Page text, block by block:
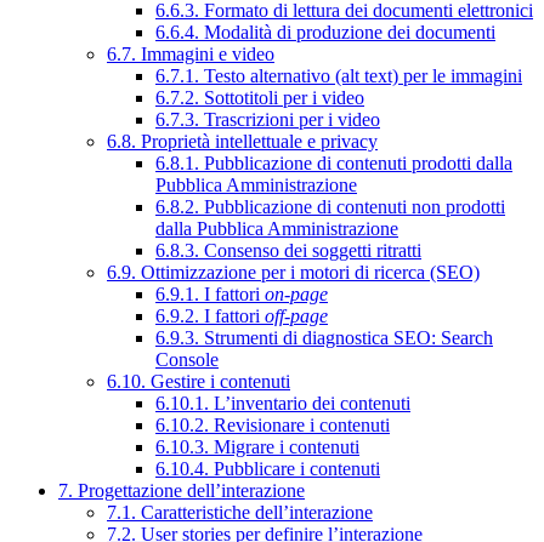
6.6.3. Formato di lettura dei documenti elettronici
6.6.4. Modalità di produzione dei documenti
6.7. Immagini e video
6.7.1. Testo alternativo (alt text) per le immagini
6.7.2. Sottotitoli per i video
6.7.3. Trascrizioni per i video
6.8. Proprietà intellettuale e privacy
6.8.1. Pubblicazione di contenuti prodotti dalla
Pubblica Amministrazione
6.8.2. Pubblicazione di contenuti non prodotti
dalla Pubblica Amministrazione
6.8.3. Consenso dei soggetti ritratti
6.9. Ottimizzazione per i motori di ricerca (SEO)
6.9.1. I fattori on-page
6.9.2. I fattori off-page
6.9.3. Strumenti di diagnostica SEO: Search
Console
6.10. Gestire i contenuti
6.10.1. L’inventario dei contenuti
6.10.2. Revisionare i contenuti
6.10.3. Migrare i contenuti
6.10.4. Pubblicare i contenuti
7. Progettazione dell’interazione
7.1. Caratteristiche dell’interazione
7.2. User stories per definire l’interazione